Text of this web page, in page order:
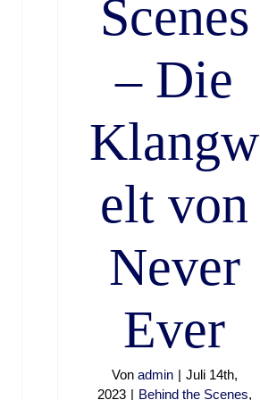
Scenes
– Die
Klangw
elt von
Never
Ever
Von admin | Juli 14th,
2023 | Behind the Scenes,